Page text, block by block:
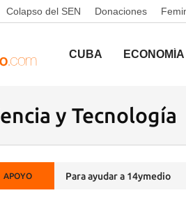
Colapso del SEN Donaciones
CUBA ECONOMÍA
y Tecnología
APOYO Para ayudar a 14ymedio